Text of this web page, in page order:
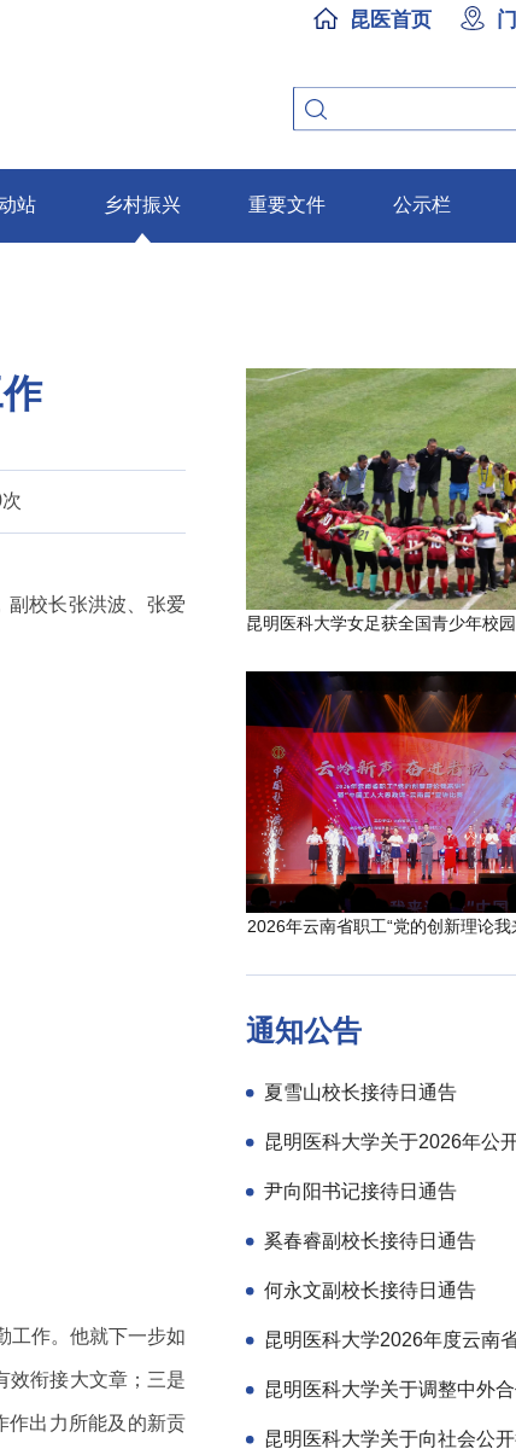
昆医首页
站 乡村振兴 重要文件 公示栏
副校长张洪波、张爱
工作。他就下一步如
效衔接大文章；三是
作出力所能及的新贡
2026年云南省职工“党的创新理论我
通知公告
夏雪山校长接待日通告
尹向阳书记接待日通告
奚春睿副校长接待日通告
何永文副校长接待日通告